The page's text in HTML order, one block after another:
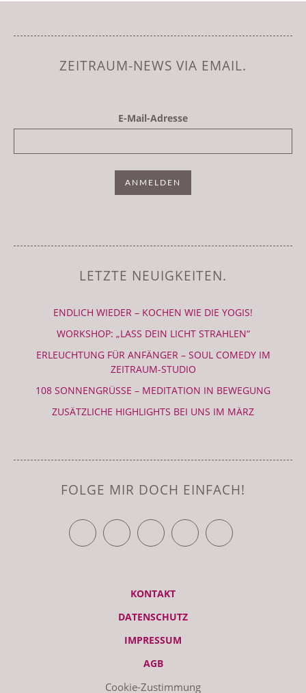
Cookie-Zustimmung
ZEITRAUM-NEWS VIA EMAIL.
E-Mail-Adresse
LETZTE NEUIGKEITEN.
ENDLICH WIEDER – KOCHEN WIE DIE YOGIS!
WORKSHOP: „LASS DEIN LICHT STRAHLEN“
ERLEUCHTUNG FÜR ANFÄNGER – SOUL COMEDY IM
ZEITRAUM-STUDIO
108 SONNENGRÜSSE – MEDITATION IN BEWEGUNG
ZUSÄTZLICHE HIGHLIGHTS BEI UNS IM MÄRZ
FOLGE MIR DOCH EINFACH!
TWITTERFACEBOOKYOUTUBEVIMEO RSS FEED
KONTAKT
DATENSCHUTZ
IMPRESSUM
AGB